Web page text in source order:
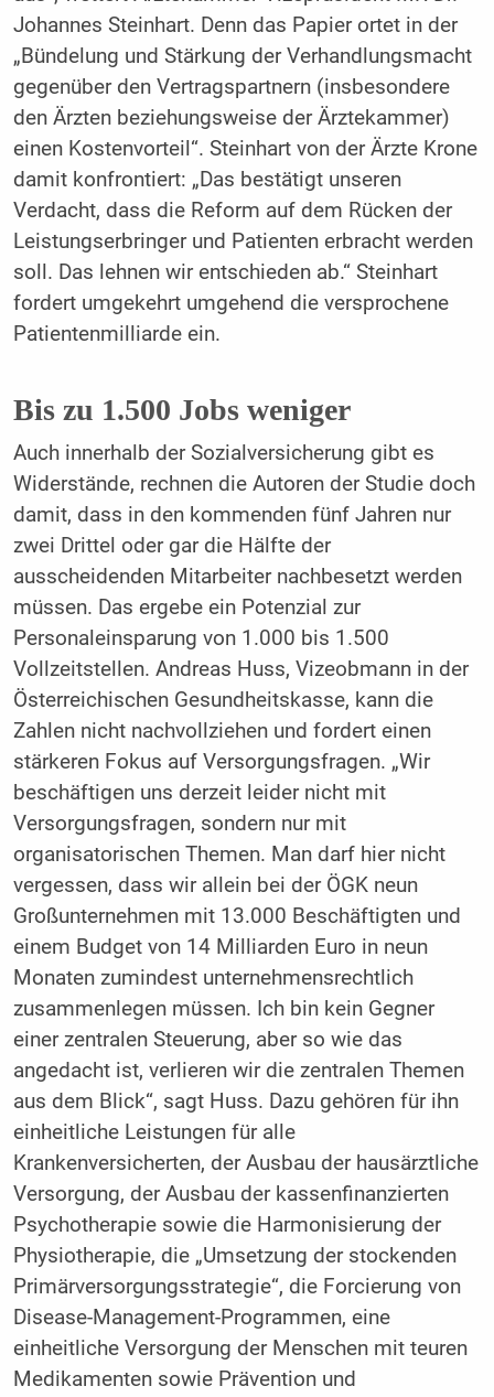
Johannes Steinhart. Denn das Papier ortet in der
„Bündelung und Stärkung der Verhandlungsmacht
gegenüber den Vertragspartnern (insbesondere
den Ärzten beziehungsweise der Ärztekammer)
einen Kostenvorteil“. Steinhart von der Ärzte Krone
damit konfrontiert: „Das bestätigt unseren
Verdacht, dass die Reform auf dem Rücken der
Leistungserbringer und Patienten erbracht werden
soll. Das lehnen wir entschieden ab.“ Steinhart
fordert umgekehrt umgehend die versprochene
Patientenmilliarde ein.
Bis zu 1.500 Jobs weniger
Auch innerhalb der Sozialversicherung gibt es
Widerstände, rechnen die Autoren der Studie doch
damit, dass in den kommenden fünf Jahren nur
zwei Drittel oder gar die Hälfte der
ausscheidenden Mitarbeiter nachbesetzt werden
müssen. Das ergebe ein Potenzial zur
Personaleinsparung von 1.000 bis 1.500
Vollzeitstellen. Andreas Huss, Vizeobmann in der
Österreichischen Gesundheitskasse, kann die
Zahlen nicht nachvollziehen und fordert einen
stärkeren Fokus auf Versorgungsfragen. „Wir
beschäftigen uns derzeit leider nicht mit
Versorgungsfragen, sondern nur mit
organisatorischen Themen. Man darf hier nicht
vergessen, dass wir allein bei der ÖGK neun
Großunternehmen mit 13.000 Beschäftigten und
einem Budget von 14 Milliarden Euro in neun
Monaten zumindest unternehmensrechtlich
zusammenlegen müssen. Ich bin kein Gegner
einer zentralen Steuerung, aber so wie das
angedacht ist, verlieren wir die zentralen Themen
aus dem Blick“, sagt Huss. Dazu gehören für ihn
einheitliche Leistungen für alle
Krankenversicherten, der Ausbau der hausärztliche
Versorgung, der Ausbau der kassenfinanzierten
Psychotherapie sowie die Harmonisierung der
Physiotherapie, die „Umsetzung der stockenden
Primärversorgungsstrategie“, die Forcierung von
Disease-Management-Programmen, eine
einheitliche Versorgung der Menschen mit teuren
Medikamenten sowie Prävention und